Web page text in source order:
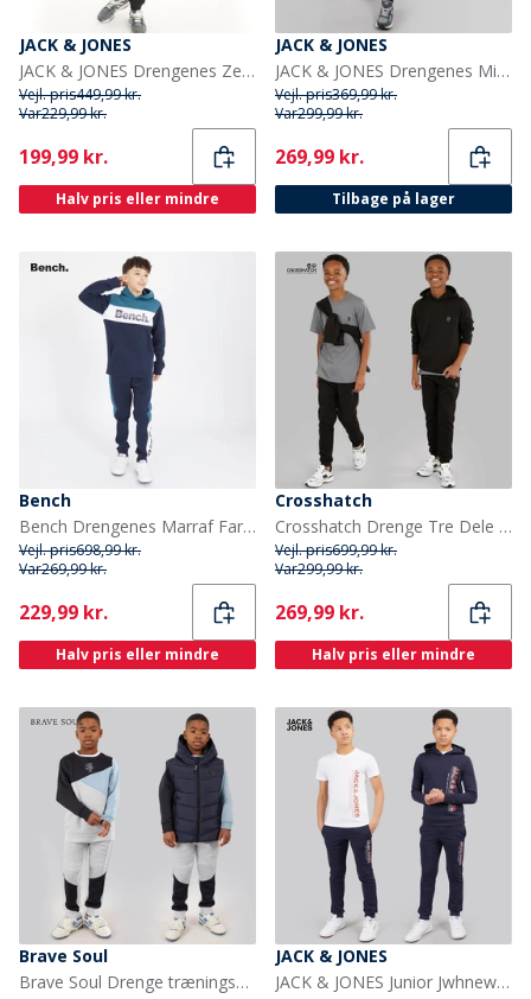
JACK & JONES
JACK & JONES Drengenes Zero Træningsdragt sort
Vejl. pris449,99 kr.
Var229,99 kr.
Current
199,99 kr.
Halv pris eller mindre
JACK & JONES
JACK & JONES Drengenes Miller Træningsdragt Ensign Blå
Vejl. pris369,99 kr.
Var299,99 kr.
Current
269,99 kr.
Tilbage på lager
Bench
Bench Drengenes Marraf Farveblok Tracksuit Blå
Vejl. pris698,99 kr.
Var269,99 kr.
Current
229,99 kr.
Halv pris eller mindre
Crosshatch
Crosshatch Drenge Tre Dele Hættetrøje T-shirt Og Joggingbukser Sæt Sort/Koksgrå
Vejl. pris699,99 kr.
Var299,99 kr.
Current
269,99 kr.
Halv pris eller mindre
Brave Soul
Brave Soul Drenge træningsdragt og vest sæt Multi
JACK & JONES
JACK & JONES Junior Jwhnew Struktur Tre Pak Træningsdragt Og T-shirt Sæt Navy Blazer